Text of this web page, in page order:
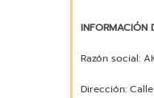
INFORMACIÓN
Razón social:
Dirección: